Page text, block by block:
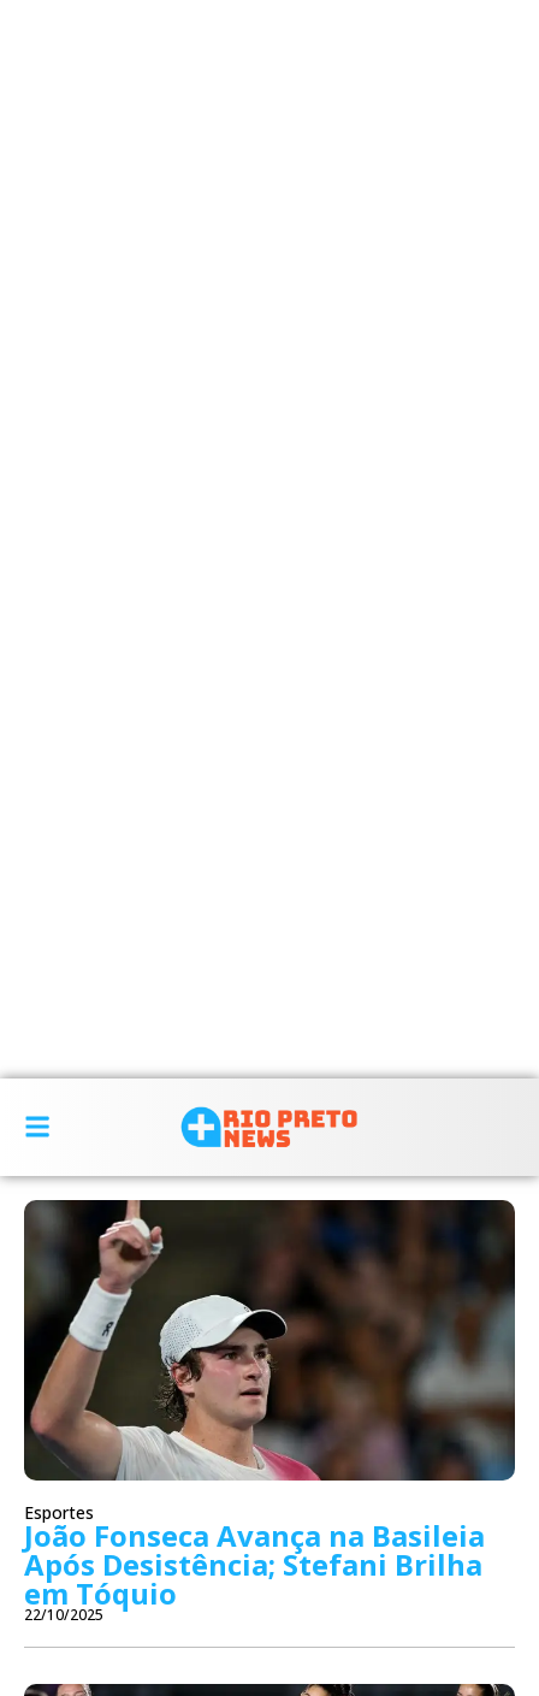
Esportes
João Fonseca Avança na Basileia
Após Desistência; Stefani Brilha
em Tóquio
22/10/2025